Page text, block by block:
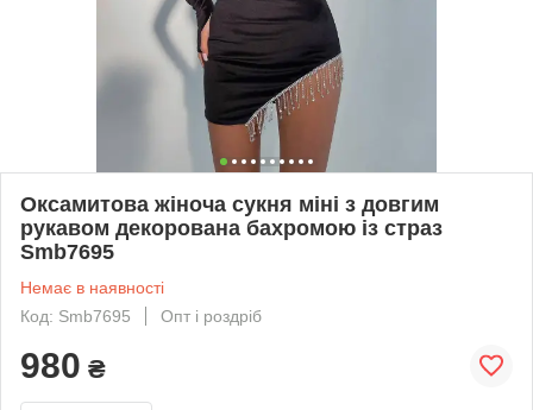
Оксамитова жіноча сукня міні з довгим
рукавом декорована бахромою із страз
Smb7695
Немає в наявності
Код: Smb7695
Опт і роздріб
980 ₴